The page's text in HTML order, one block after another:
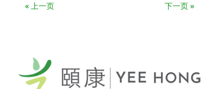
« 上一页 下一页 »